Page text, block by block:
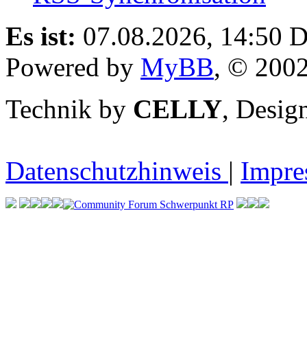
Es ist: 07.08.2026, 14:50
Powered by MyBB, ©
Technik by CELLY,
Datenschutzhinweis |